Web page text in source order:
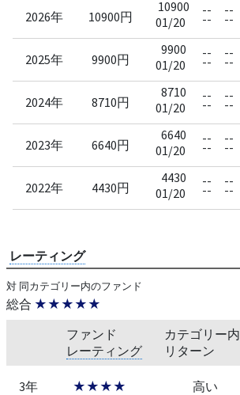
2026年 10900円
10900
01/20
--
--
--
--
2025年 9900円
9900
01/20
--
--
--
--
2024年 8710円
8710
01/20
--
--
--
--
2023年 6640円
6640
01/20
--
--
--
--
2022年 4430円
4430
01/20
--
--
--
--
レーティング
対 同カテゴリー内のファンド
総合 ★★★★★
ファンド
レーティング
カテゴリー内
リターン
3年 ★★★★ 高い